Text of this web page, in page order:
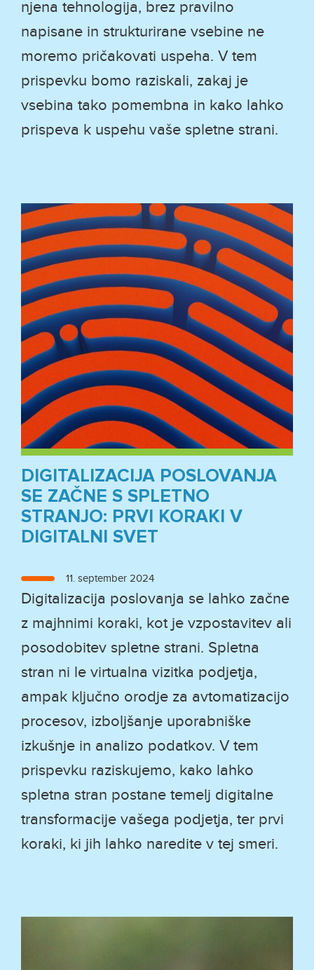
njena tehnologija, brez pravilno
napisane in strukturirane vsebine ne
moremo pričakovati uspeha. V tem
prispevku bomo raziskali, zakaj je
vsebina tako pomembna in kako lahko
prispeva k uspehu vaše spletne strani.
DIGITALIZACIJA POSLOVANJA
SE ZAČNE S SPLETNO
STRANJO: PRVI KORAKI V
DIGITALNI SVET
Objavljeno
dne
11. september 2024
Digitalizacija poslovanja se lahko začne
z majhnimi koraki, kot je vzpostavitev ali
posodobitev spletne strani. Spletna
stran ni le virtualna vizitka podjetja,
ampak ključno orodje za avtomatizacijo
procesov, izboljšanje uporabniške
izkušnje in analizo podatkov. V tem
prispevku raziskujemo, kako lahko
spletna stran postane temelj digitalne
transformacije vašega podjetja, ter prvi
koraki, ki jih lahko naredite v tej smeri.